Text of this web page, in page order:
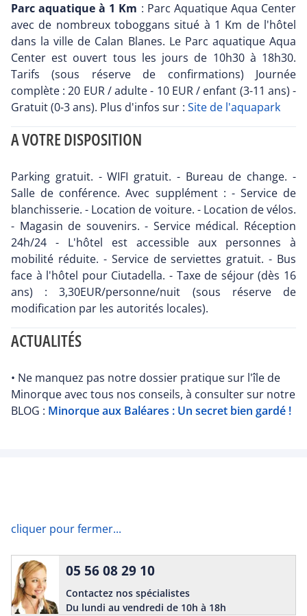
Parc aquatique à 1 Km : Parc Aquatique Aqua Center
avec de nombreux toboggans situé à 1 Km de l'hôtel
dans la ville de Calan Blanes. Le Parc aquatique Aqua
Center est ouvert tous les jours de 10h30 à 18h30.
Tarifs (sous réserve de confirmations) Journée
complète : 20 EUR / adulte - 10 EUR / enfant (3-11 ans) -
Gratuit (0-3 ans). Plus d'infos sur : Site de l'aquapark
A VOTRE DISPOSITION
Parking gratuit. - WIFI gratuit. - Bureau de change. -
Salle de conférence. Avec supplément : - Service de
blanchisserie. - Location de voiture. - Location de vélos.
- Magasin de souvenirs. - Service médical. Réception
24h/24 - L'hôtel est accessible aux personnes à
mobilité réduite. - Service de serviettes gratuit. - Bus
face à l'hôtel pour Ciutadella. - Taxe de séjour (dès 16
ans) : 3,30EUR/personne/nuit (sous réserve de
modification par les autorités locales).
ACTUALITÉS
• Ne manquez pas notre dossier pratique sur l'île de
Minorque avec tous nos conseils, à consulter sur notre
BLOG : Minorque aux Baléares : Un secret bien gardé !
cliquer pour fermer...
05 56 08 29 10
Contactez nos spécialistes
Du lundi au vendredi de 10h à 18h